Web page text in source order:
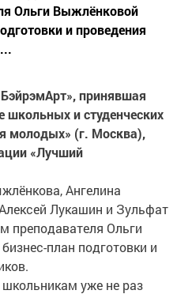
Ольги Выжлёнковой
и проведения
принявшая
школьных и студенческих
молодых» (г. Москва),
«Лучший
Ангелина
Лукашин и Зульфат
преподавателя Ольги
план подготовки и
уже не раз